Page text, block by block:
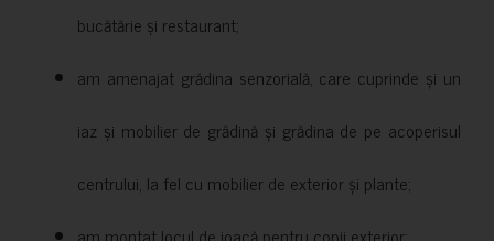
bucătărie și restaurant;
am amenajat grădina senzorială, care cuprinde și un
iaz și mobilier de grădină și grădina de pe acoperisul
centrului, la fel cu mobilier de exterior și plante;